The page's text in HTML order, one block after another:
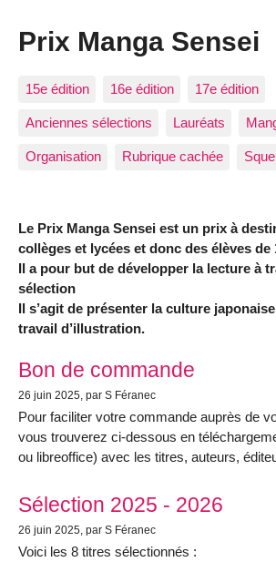
Prix Manga Sensei
15e édition 16e édition 17e édition
Anciennes sélections Lauréats
Organisation Rubrique cachée
Le Prix Manga Sensei est un prix à
collèges et lycées et donc des élèves de
Il a pour but de développer la lecture à
sélection
Il s’agit de présenter la culture
travail d’illustration.
Articles les plus récents
Bon de commande
26 juin 2025 , par S Féranec
Pour faciliter votre commande auprès de
vous trouverez ci-dessous en
ou libreoffice) avec les titres, auteurs,
Sélection 2025 - 2026
26 juin 2025 , par S Féranec
Voici les 8 titres sélectionnés :